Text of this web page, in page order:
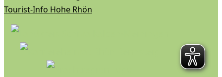
Tourist-Info Hohe Rhön